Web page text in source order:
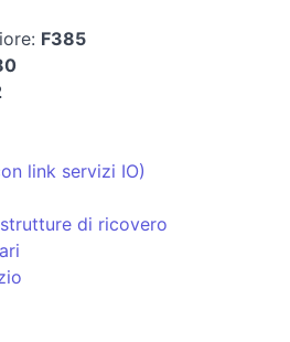
F385
link servizi IO)
di ricovero